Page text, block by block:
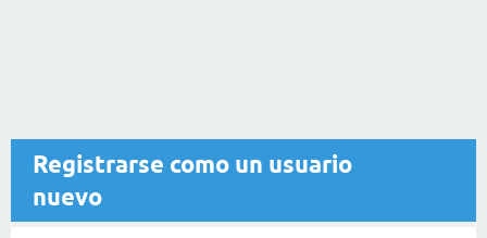
Registrarse como un usuario
nuevo